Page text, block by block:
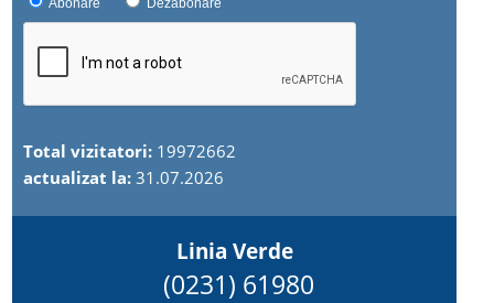
Abonare Dezabonare
Total vizitatori: 19972662
actualizat la:31.07.2026
Linia Verde
(0231) 61980